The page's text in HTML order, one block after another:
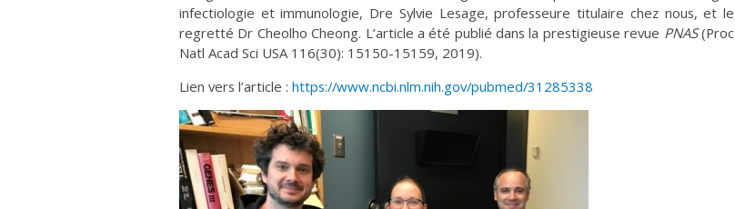
infectiologie et immunologie, Dre Sylvie Lesage, professeure titulaire chez nous, et le
regretté Dr Cheolho Cheong. L’article a été publié dans la prestigieuse revue PNAS(Proc
Natl Acad Sci USA 116(30): 15150-15159, 2019).
Lien vers l’article : https://www.ncbi.nlm.nih.gov/pubmed/31285338